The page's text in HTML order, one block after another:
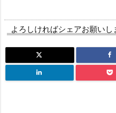
よろしければシェアお願いし